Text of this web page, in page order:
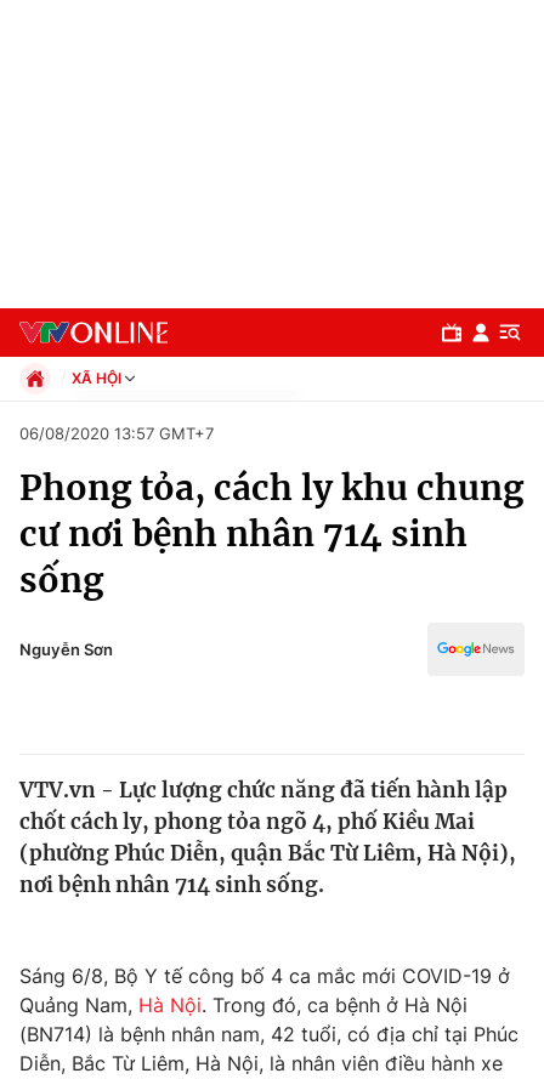
Chuyên mục
Chính trị
Thế giới
Tin tức
Câu chuyện quốc tế
Kinh tế
Thị trường
Góc doanh nghiệp
Dữ liệu và đời sống
Truyền hình
XÃ HỘI
Xã hội
Pháp luật
Kinh tế
Thể thao
Truyền hình
Văn hóa - Giải trí
06/08/2020 13:57 GMT+7
Phong tỏa, cách ly khu chung
cư nơi bệnh nhân 714 sinh
sống
Nguyễn Sơn
VTV.vn - Lực lượng chức năng đã tiến hành lập
chốt cách ly, phong tỏa ngõ 4, phố Kiều Mai
(phường Phúc Diễn, quận Bắc Từ Liêm, Hà Nội),
nơi bệnh nhân 714 sinh sống.
Sáng 6/8, Bộ Y tế công bố 4 ca mắc mới COVID-19 ở
Quảng Nam, Hà Nội. Trong đó, ca bệnh ở Hà Nội
(BN714) là bệnh nhân nam, 42 tuổi, có địa chỉ tại Phúc
Diễn, Bắc Từ Liêm, Hà Nội, là nhân viên điều hành xe